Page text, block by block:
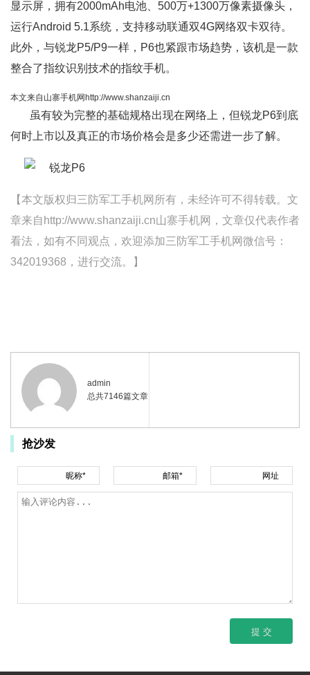
显示屏，拥有2000mAh电池、500万+1300万像素摄像头，
运行Android 5.1系统，支持移动联通双4G网络双卡双待。
此外，与锐龙P5/P9一样，P6也紧跟市场趋势，该机是一款
整合了指纹识别技术的指纹手机。
本文来自山寨手机网http://www.shanzaiji.cn
虽有较为完整的基础规格出现在网络上，但锐龙P6到底
何时上市以及真正的市场价格会是多少还需进一步了解。
【本文版权归三防军工手机网所有，未经许可不得转载。文
章来自http://www.shanzaiji.cn山寨手机网，文章仅代表作者
看法，如有不同观点，欢迎添加三防军工手机网微信号：
342019368，进行交流。】
admin
总共7146篇文章
抢沙发
昵称* 邮箱* 网址